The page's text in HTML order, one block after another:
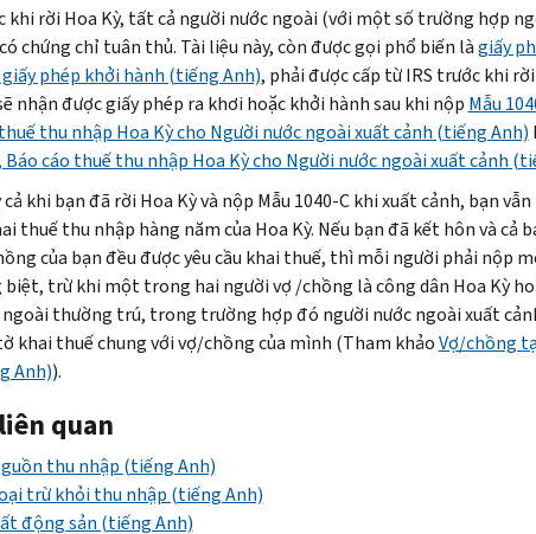
khi rời Hoa Kỳ, tất cả người nước ngoài (với một số trường hợp
chứng chỉ tuân thủ. Tài liệu này, còn được gọi phổ biến làgiấy
giấy phép khởi hành (tiếng Anh), phải được cấp từ IRS trước khi rời
nhận được giấy phép ra khơi hoặc khởi hành sau khi nộp Mẫu
thu nhập Hoa Kỳ cho Người nước ngoài xuất cảnh (tiếng Anh)
Báo cáo thuế thu nhập Hoa Kỳ cho Người nước ngoài xuất cảnh
cả khi bạn đã rời Hoa Kỳ và nộp Mẫu 1040-C khi xuất cảnh, bạn
thuế thu nhập hàng năm của Hoa Kỳ. Nếu bạn đã kết hôn và cả
của bạn đều được yêu cầu khai thuế, thì mỗi người phải nộp
biệt, trừ khi một trong hai người vợ /chồng là công dân Hoa Kỳ
ngoài thường trú, trong trường hợp đó người nước ngoài xuất
khai thuế chung với vợ/chồng của mình (Tham khảoVợ/chồng
Anh)).
quan
thu nhập (tiếng Anh)
trừ khỏi thu nhập (tiếng Anh)
động sản (tiếng Anh)